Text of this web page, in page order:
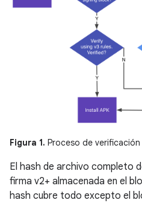
Figura 1. Proceso de verificación
El hash de archivo completo
firma v2+ almacenada en el
hash cubre todo excepto el